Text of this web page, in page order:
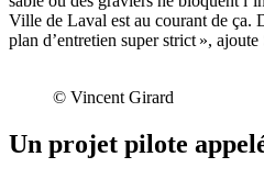
Ville de Laval est au courant de ça.
plan d’entretien super strict »,
© Vincent Girard
Un projet pilote